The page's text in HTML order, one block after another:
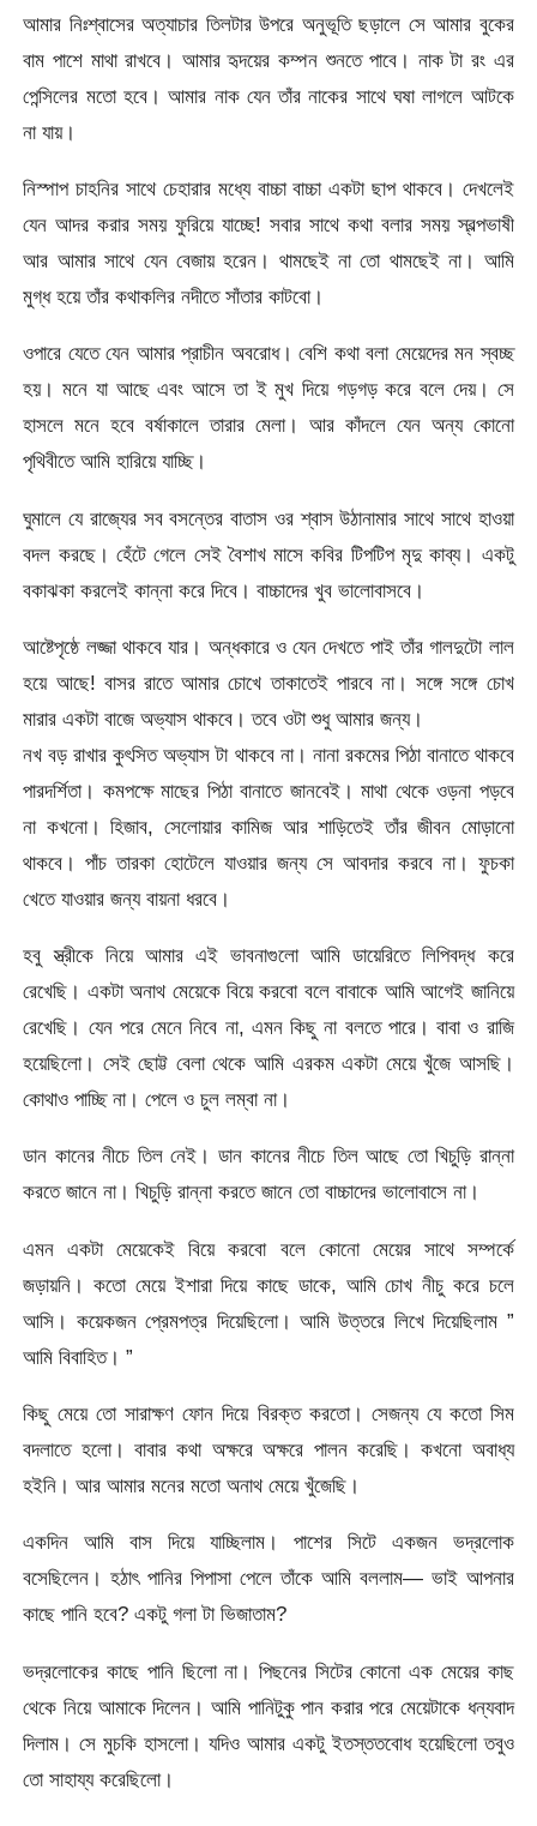
আমার নিঃশ্বাসের অত্যাচার তিলটার উপরে অনুভূতি ছড়ালে সে আমার বুকের
বাম পাশে মাথা রাখবে। আমার হৃদয়ের কম্পন শুনতে পাবে। নাক টা রং এর
পেন্সিলের মতো হবে। আমার নাক যেন তাঁর নাকের সাথে ঘষা লাগলে আটকে
না যায়।
নিস্পাপ চাহনির সাথে চেহারার মধ্যে বাচ্চা বাচ্চা একটা ছাপ থাকবে। দেখলেই
যেন আদর করার সময় ফুরিয়ে যাচ্ছে! সবার সাথে কথা বলার সময় স্বল্পভাষী
আর আমার সাথে যেন বেজায় হরেন। থামছেই না তো থামছেই না। আমি
মুগ্ধ হয়ে তাঁর কথাকলির নদীতে সাঁতার কাটবো।
ওপারে যেতে যেন আমার প্রাচীন অবরোধ। বেশি কথা বলা মেয়েদের মন স্বচ্ছ
হয়। মনে যা আছে এবং আসে তা ই মুখ দিয়ে গড়গড় করে বলে দেয়। সে
হাসলে মনে হবে বর্ষাকালে তারার মেলা। আর কাঁদলে যেন অন্য কোনো
পৃথিবীতে আমি হারিয়ে যাচ্ছি।
ঘুমালে যে রাজ্যের সব বসন্তের বাতাস ওর শ্বাস উঠানামার সাথে সাথে হাওয়া
বদল করছে। হেঁটে গেলে সেই বৈশাখ মাসে কবির টিপটিপ মৃদু কাব্য। একটু
বকাঝকা করলেই কান্না করে দিবে। বাচ্চাদের খুব ভালোবাসবে।
আষ্টেপৃষ্ঠে লজ্জা থাকবে যার। অন্ধকারে ও যেন দেখতে পাই তাঁর গালদুটো লাল
হয়ে আছে! বাসর রাতে আমার চোখে তাকাতেই পারবে না। সঙ্গে সঙ্গে চোখ
মারার একটা বাজে অভ্যাস থাকবে। তবে ওটা শুধু আমার জন্য।
নখ বড় রাখার কুৎসিত অভ্যাস টা থাকবে না। নানা রকমের পিঠা বানাতে থাকবে
পারদর্শিতা। কমপক্ষে মাছের পিঠা বানাতে জানবেই। মাথা থেকে ওড়না পড়বে
না কখনো। হিজাব, সেলোয়ার কামিজ আর শাড়িতেই তাঁর জীবন মোড়ানো
থাকবে। পাঁচ তারকা হোটেলে যাওয়ার জন্য সে আবদার করবে না। ফুচকা
খেতে যাওয়ার জন্য বায়না ধরবে।
হবু স্ত্রীকে নিয়ে আমার এই ভাবনাগুলো আমি ডায়েরিতে লিপিবদ্ধ করে
রেখেছি। একটা অনাথ মেয়েকে বিয়ে করবো বলে বাবাকে আমি আগেই জানিয়ে
রেখেছি। যেন পরে মেনে নিবে না, এমন কিছু না বলতে পারে। বাবা ও রাজি
হয়েছিলো। সেই ছোট্ট বেলা থেকে আমি এরকম একটা মেয়ে খুঁজে আসছি।
কোথাও পাচ্ছি না। পেলে ও চুল লম্বা না।
ডান কানের নীচে তিল নেই। ডান কানের নীচে তিল আছে তো খিচুড়ি রান্না
করতে জানে না। খিচুড়ি রান্না করতে জানে তো বাচ্চাদের ভালোবাসে না।
এমন একটা মেয়েকেই বিয়ে করবো বলে কোনো মেয়ের সাথে সম্পর্কে
জড়ায়নি। কতো মেয়ে ইশারা দিয়ে কাছে ডাকে, আমি চোখ নীচু করে চলে
আসি। কয়েকজন প্রেমপত্র দিয়েছিলো। আমি উত্তরে লিখে দিয়েছিলাম ”
আমি বিবাহিত। ”
কিছু মেয়ে তো সারাক্ষণ ফোন দিয়ে বিরক্ত করতো। সেজন্য যে কতো সিম
বদলাতে হলো। বাবার কথা অক্ষরে অক্ষরে পালন করেছি। কখনো অবাধ্য
হইনি। আর আমার মনের মতো অনাথ মেয়ে খুঁজেছি।
একদিন আমি বাস দিয়ে যাচ্ছিলাম। পাশের সিটে একজন ভদ্রলোক
বসেছিলেন। হঠাৎ পানির পিপাসা পেলে তাঁকে আমি বললাম— ভাই আপনার
কাছে পানি হবে? একটু গলা টা ভিজাতাম?
ভদ্রলোকের কাছে পানি ছিলো না। পিছনের সিটের কোনো এক মেয়ের কাছ
থেকে নিয়ে আমাকে দিলেন। আমি পানিটুকু পান করার পরে মেয়েটাকে ধন্যবাদ
দিলাম। সে মুচকি হাসলো। যদিও আমার একটু ইতস্ততবোধ হয়েছিলো তবুও
তো সাহায্য করেছিলো।